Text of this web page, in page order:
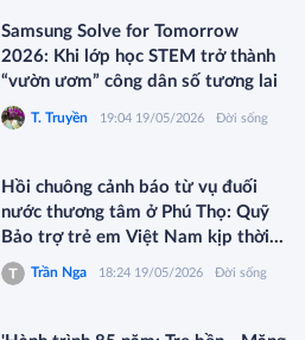
Samsung Solve for Tomorrow
2026: Khi lớp học STEM trở thành
“vườn ươm” công dân số tương lai
T. Truyền 19:04 19/05/2026 Đời sống
Hồi chuông cảnh báo từ vụ đuối
nước thương tâm ở Phú Thọ: Quỹ
Bảo trợ trẻ em Việt Nam kịp thời
thăm hỏi và tặng quà
Trần Nga 18:24 19/05/2026 Đời sống